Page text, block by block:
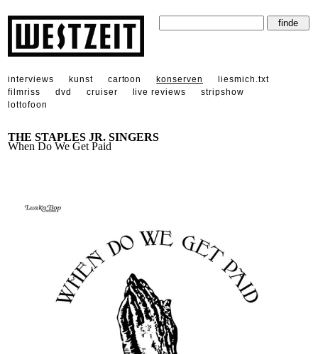
interviews kunst cartoon konserven
liesmich.txt
filmriss
dvd cruiser live reviews
stripshow
lottofoon
THE STAPLES JR. SINGERS
When Do We Get Paid